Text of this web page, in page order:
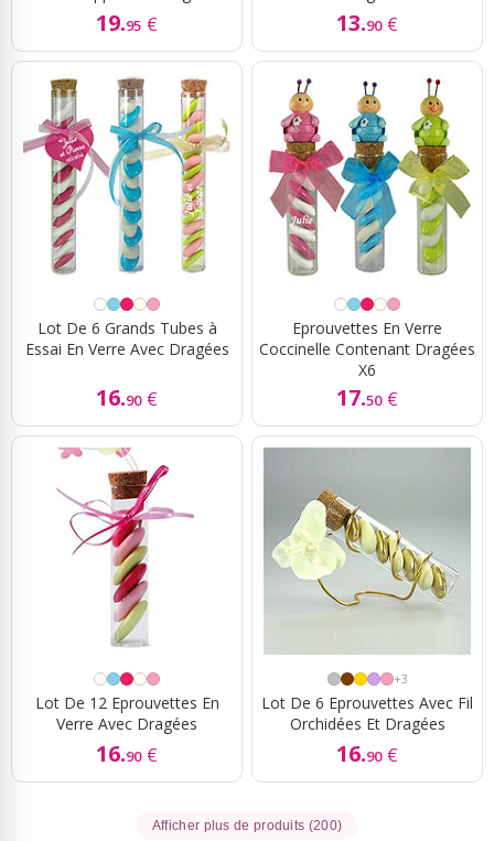
19.95 € 13.90 €
Lot De 6 Grands Tubes à
Essai En Verre Avec Dragées
16.90 €
Eprouvettes En Verre
Coccinelle Contenant Dragées
X6
17.50 €
Lot De 12 Eprouvettes En
Verre Avec Dragées
16.90 €
+3
Lot De 6 Eprouvettes Avec Fil
Orchidées Et Dragées
16.90 €
Afficher plus de produits (200)